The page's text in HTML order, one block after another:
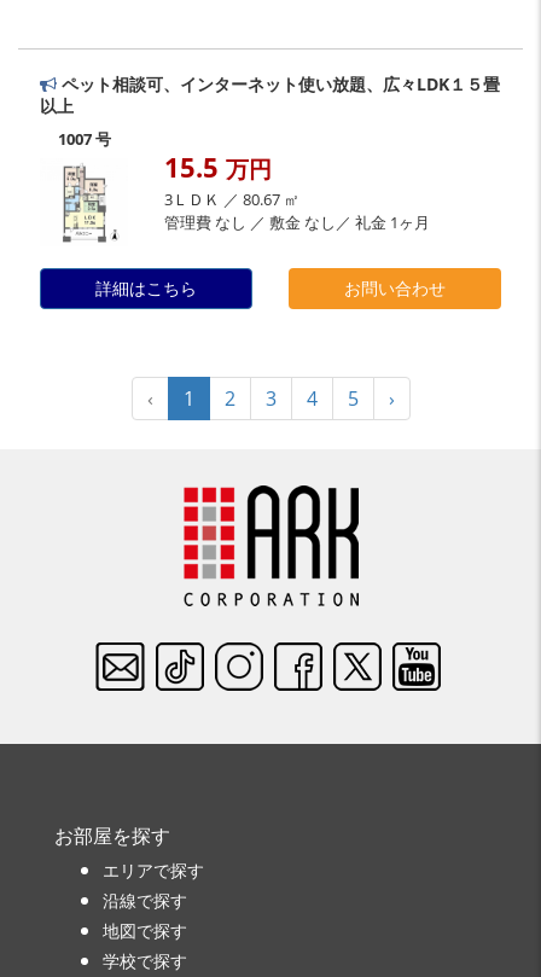
ペット相談可、インターネット使い放題、広々LDK１５畳
以上
1007 号
15.5 万円
3ＬＤＫ ／ 80.67 ㎡
管理費 なし ／ 敷金 なし／ 礼金 1ヶ月
詳細はこちら お問い合わせ
‹ 1 2 3 4 5 ›
お部屋を探す
エリアで探す
沿線で探す
地図で探す
学校で探す